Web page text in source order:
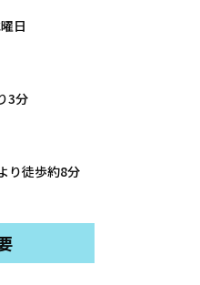
日
3分
り徒歩約8分